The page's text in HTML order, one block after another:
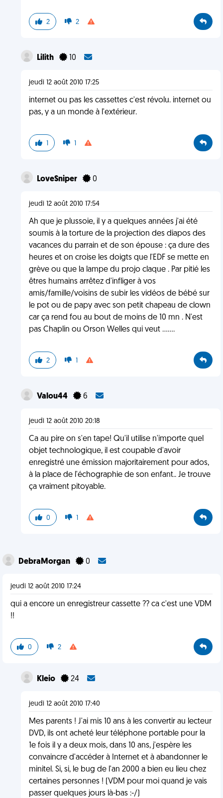
2 2
Lilith 10
jeudi 12 août 2010 17:25
internet ou pas les cassettes c'est révolu. internet ou
pas, y a un monde à l'extérieur.
1 1
LoveSniper 0
jeudi 12 août 2010 17:54
Ah que je plussoie, il y a quelques années j'ai été
soumis à la torture de la projection des diapos des
vacances du parrain et de son épouse : ça dure des
heures et on croise les doigts que l'EDF se mette en
grève ou que la lampe du projo claque . Par pitié les
êtres humains arrêtez d'infliger à vos
amis/famille/voisins de subir les vidéos de bébé sur
le pot ou de papy avec son petit chapeau de clown
car ça rend fou au bout de moins de 10 mn . N'est
pas Chaplin ou Orson Welles qui veut .......
2 1
Valou44 6
jeudi 12 août 2010 20:18
Ca au pire on s'en tape! Qu'il utilise n'importe quel
objet technologique, il est coupable d'avoir
enregistré une émission majoritairement pour ados,
à la place de l'échographie de son enfant.. Je trouve
ça vraiment pitoyable.
0 1
DebraMorgan 0
jeudi 12 août 2010 17:24
qui a encore un enregistreur cassette ?? ca c'est une VDM
!!
0 2
Kleio 24
jeudi 12 août 2010 17:40
Mes parents ! J'ai mis 10 ans à les convertir au lecteur
DVD, ils ont acheté leur téléphone portable pour la
1e fois il y a deux mois, dans 10 ans, j'espère les
convaincre d'accéder à Internet et à abandonner le
minitel. Si, si, le bug de l'an 2000 a bien eu lieu chez
certaines personnes ! (VDM pour moi quand je vais
passer quelques jours là-bas :-/)